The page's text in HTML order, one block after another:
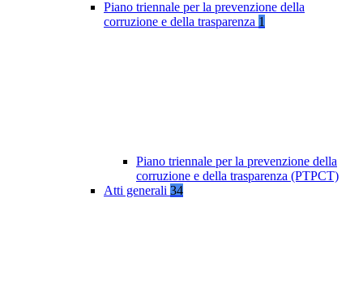
Piano triennale per la prevenzione della
corruzione e della trasparenza 1
Piano triennale per la prevenzione della
corruzione e della trasparenza (PTPCT)
Atti generali 34